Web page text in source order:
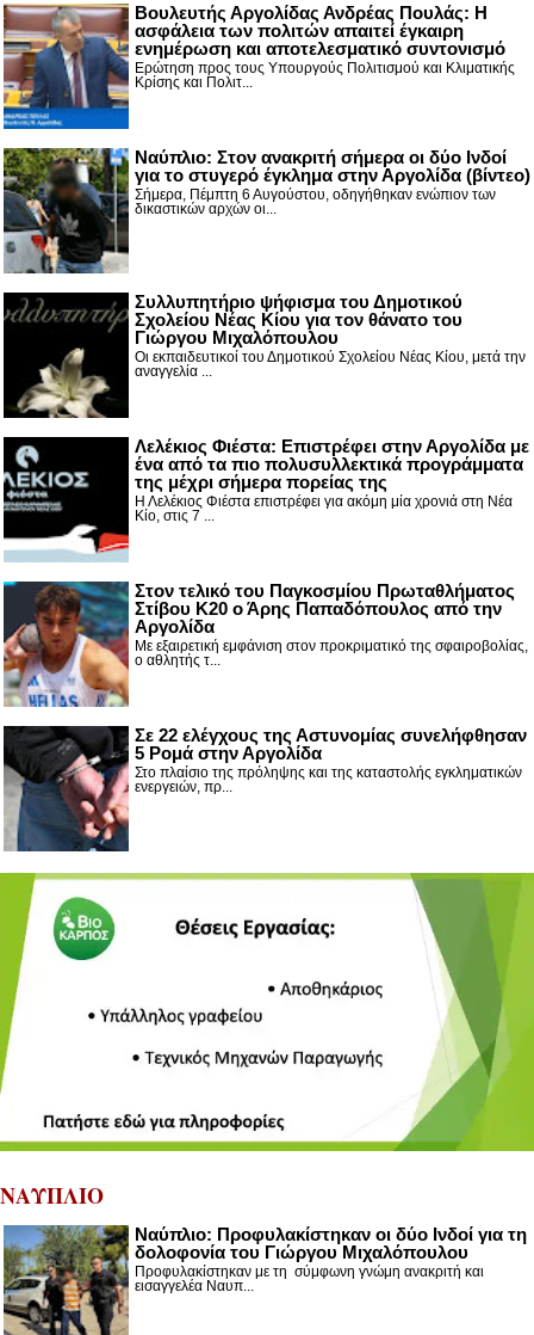
Βουλευτής Αργολίδας Ανδρέας Πουλάς: Η
ασφάλεια των πολιτών απαιτεί έγκαιρη
ενημέρωση και αποτελεσματικό συντονισμό
Ερώτηση προς τους Υπουργούς Πολιτισμού και Κλιματικής
Κρίσης και Πολιτ...
Nαύπλιο: Στον ανακριτή σήμερα οι δύο Ινδοί
για το στυγερό έγκλημα στην Αργολίδα (βίντεο)
Σήμερα, Πέμπτη 6 Αυγούστου, οδηγήθηκαν ενώπιον των
δικαστικών αρχών οι...
Συλλυπητήριο ψήφισμα του Δημοτικού
Σχολείου Νέας Κίου για τον θάνατο του
Γιώργου Μιχαλόπουλου
Οι εκπαιδευτικοί του Δημοτικού Σχολείου Νέας Κίου, μετά την
αναγγελία ...
Λελέκιος Φιέστα: Επιστρέφει στην Αργολίδα με
ένα από τα πιο πολυσυλλεκτικά προγράμματα
της μέχρι σήμερα πορείας της
Η Λελέκιος Φιέστα επιστρέφει για ακόμη μία χρονιά στη Νέα
Κίο, στις 7 ...
Στον τελικό του Παγκοσμίου Πρωταθλήματος
Στίβου Κ20 ο Άρης Παπαδόπουλος από την
Αργολίδα
Με εξαιρετική εμφάνιση στον προκριματικό της σφαιροβολίας,
ο αθλητής τ...
Σε 22 ελέγχους της Αστυνομίας συνελήφθησαν
5 Ρομά στην Αργολίδα
Στο πλαίσιο της πρόληψης και της καταστολής εγκληματικών
ενεργειών, πρ...
ΝΑΥΠΛΙΟ
Ναύπλιο: Προφυλακίστηκαν οι δύο Ινδοί για τη
δολοφονία του Γιώργου Μιχαλόπουλου
Προφυλακίστηκαν με τη σύμφωνη γνώμη ανακριτή και
εισαγγελέα Ναυπ...